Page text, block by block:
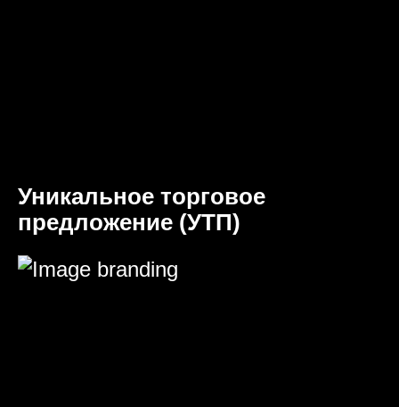
Уникальное торговое
предложение (УТП)